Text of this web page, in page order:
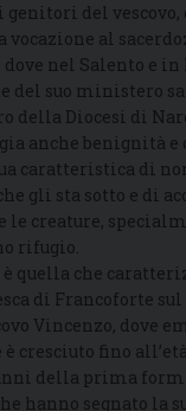
del vescovo,
vocazione al
nel Salento e in
del suo ministero
della Diocesi di
anche benignità e
caratteristica di
gli sta sotto e di
le creature,
rifugio.
quella che
di Francoforte
Vincenzo, dove
cresciuto fino
della prima
hanno segnato la